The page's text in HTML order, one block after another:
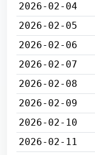
2026-02-04
2026-02-05
2026-02-06
2026-02-07
2026-02-08
2026-02-09
2026-02-10
2026-02-11